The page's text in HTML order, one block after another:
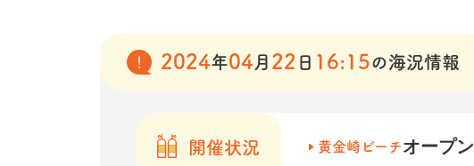
2024年04 月 22 日 16:15の海況情報
開催状況 黄金崎ビーチオープン